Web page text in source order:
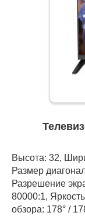
Высота: 32,
Размер
Разрешение
80000:1,
обзора: 178° /